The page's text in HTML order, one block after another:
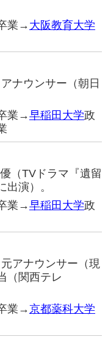
業→ 大阪教育大学
ナウンサー（朝日
業→早稲田大学政
（TVドラマ『遺留
演）。
業→早稲田大学政
アナウンサー（現
（関西テレ
業→京都薬科大学